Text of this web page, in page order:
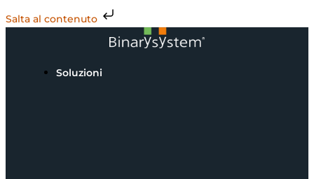
Salta al contenuto
Soluzioni